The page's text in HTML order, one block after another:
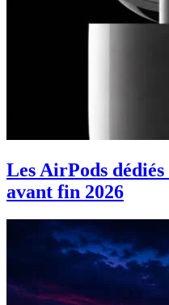
Les AirPods
avant fin 2026